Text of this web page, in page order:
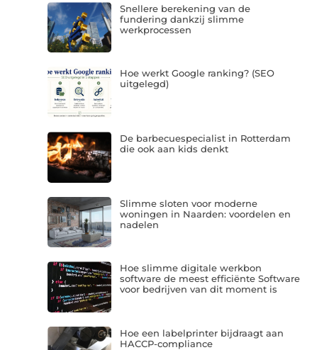
Snellere berekening van de
fundering dankzij slimme
werkprocessen
Hoe werkt Google ranking? (SEO
uitgelegd)
De barbecuespecialist in Rotterdam
die ook aan kids denkt
Slimme sloten voor moderne
woningen in Naarden: voordelen en
nadelen
Hoe slimme digitale werkbon
software de meest efficiënte Software
voor bedrijven van dit moment is
Hoe een labelprinter bijdraagt aan
HACCP-compliance